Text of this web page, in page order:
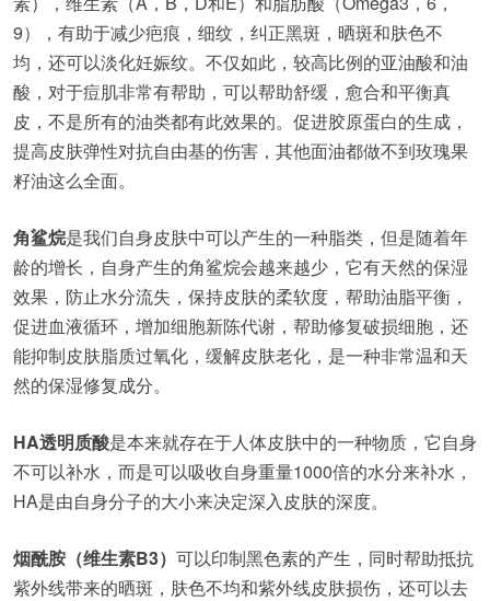
9），有助于减少疤痕，细纹，纠正黑斑，晒斑和肤色不
均，还可以淡化妊娠纹。不仅如此，较高比例的亚油酸和油
酸，对于痘肌非常有帮助，可以帮助舒缓，愈合和平衡真
皮，不是所有的油类都有此效果的。促进胶原蛋白的生成，
提高皮肤弹性对抗自由基的伤害，其他面油都做不到玫瑰果
籽油这么全面。
角鲨烷是我们自身皮肤中可以产生的一种脂类，但是随着年
龄的增长，自身产生的角鲨烷会越来越少，它有天然的保湿
效果，防止水分流失，保持皮肤的柔软度，帮助油脂平衡，
促进血液循环，增加细胞新陈代谢，帮助修复破损细胞，还
能抑制皮肤脂质过氧化，缓解皮肤老化，是一种非常温和天
然的保湿修复成分。
HA透明质酸是本来就存在于人体皮肤中的一种物质，它自身
不可以补水，而是可以吸收自身重量1000倍的水分来补水，
HA是由自身分子的大小来决定深入皮肤的深度。
烟酰胺（维生素B3） 可以印制黑色素的产生，同时帮助抵抗
紫外线带来的晒斑，肤色不均和紫外线皮肤损伤，还可以去